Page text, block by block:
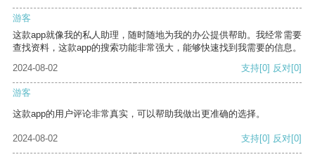
游客
这款app就像我的私人助理，随时随地为我的办公提供帮助。我经常需要
查找资料，这款app的搜索功能非常强大，能够快速找到我需要的信息。
2024-08-02
支持[0] 反对[0]
游客
这款app的用户评论非常真实，可以帮助我做出更准确的选择。
2024-08-02 支持[0] 反对[0]